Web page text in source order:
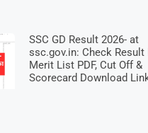
SSC GD Result 2026- at
ssc.gov.in: Check Result
Merit List PDF, Cut Off &
Scorecard Download